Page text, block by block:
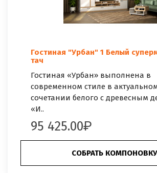
Гостиная "Урбан" 1 Белый
тач
Гостиная «Урбан» выполнена в
современном стиле в
сочетании белого с древесным
«И..
95 425.00
СОБРАТЬ КОМПОНОВКУ